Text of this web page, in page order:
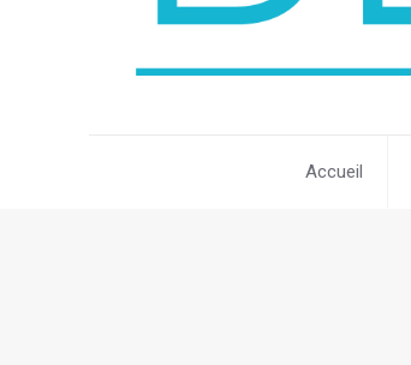
Accueil